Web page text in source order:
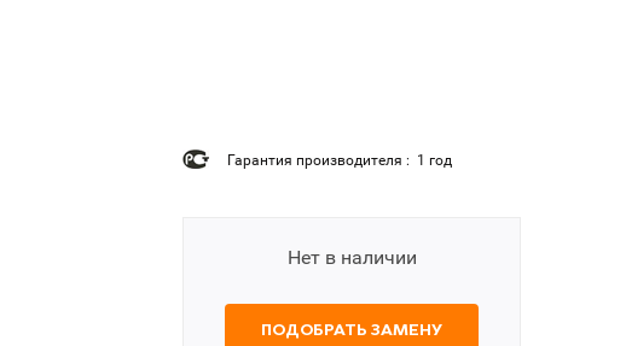
Гарантия производителя : 1 год
Нет в наличии
ПОДОБРАТЬ ЗАМЕНУ